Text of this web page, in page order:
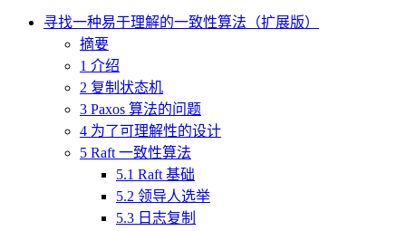
寻找一种易于理解的一致性算法（扩展版）
摘要
1 介绍
2 复制状态机
3 Paxos 算法的问题
4 为了可理解性的设计
5 Raft 一致性算法
5.1 Raft 基础
5.2 领导人选举
5.3 日志复制